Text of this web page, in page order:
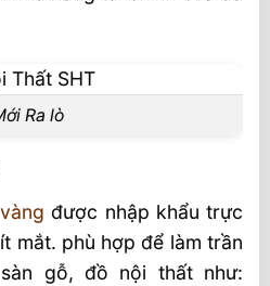
Ra lò
được nhập khẩu trực
mắt. phù hợp để làm trần
gỗ, đồ nội thất như: